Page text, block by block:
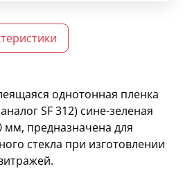
однотонная пленка
SF 312) сине-зеленая
мм, предназначена для
стекла при изготовлении